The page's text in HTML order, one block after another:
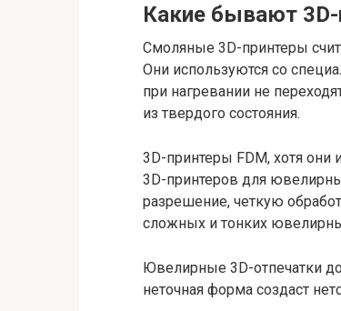
Какие бывают
Смоляные 3D-принтеры
Они используются со
при нагревании не
из твердого состояния.
3D-принтеры FDM, хотя они
3D-принтеров для
разрешение, четкую
сложных и тонких
Ювелирные 3D-отпечатки
неточная форма создаст